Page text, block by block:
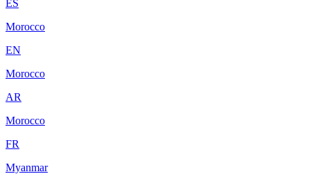
ES
Morocco
EN
Morocco
AR
Morocco
FR
Myanmar